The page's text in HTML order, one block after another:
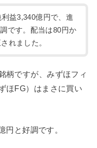
益3,340億円で、進
です。配当は80円か
れました。
柄ですが、みずほフィ
ほFG）はまさに買い
円と好調です。